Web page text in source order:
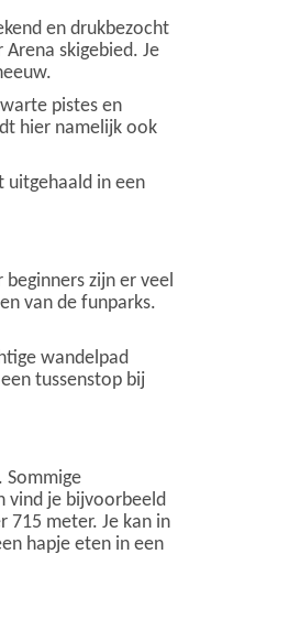
en drukbezocht
skigebied. Je
pistes en
hier namelijk ook
uitgehaald in een
zijn er veel
van de funparks.
wandelpad
tussenstop bij
Sommige
vind je bijvoorbeeld
715 meter. Je kan in
hapje eten in een